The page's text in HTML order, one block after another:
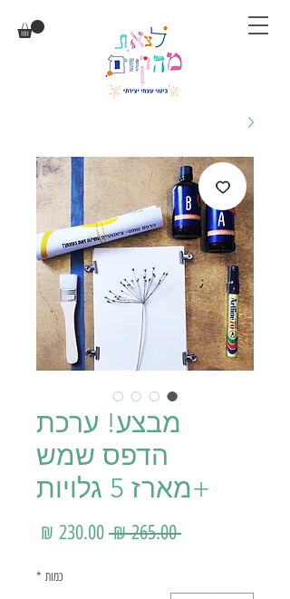
מבצע! ערכת
הדפס שמש
+מארז 5 גלויות
‏265.00 ‏₪ מחיר רגיל
כמות *